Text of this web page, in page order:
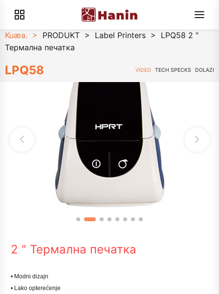
Kuæa. > PRODUKT > Label Printers >
LPQ58 2 "
Термална печатка
LPQ58 VIDEO TECH SPECKS DOLAZI
2 " Термална печатка
• Modni dizajn
• Lako opterećenje